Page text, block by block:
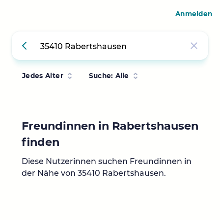
Jedes Alter Suche: Alle
Freundinnen in Rabertshausen
finden
Diese Nutzerinnen suchen Freundinnen in
der Nähe von 35410 Rabertshausen.
Anmelden